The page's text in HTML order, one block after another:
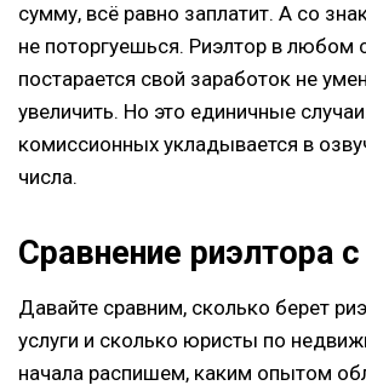
сумму, всё равно заплатит. А со
не поторгуешься. Риэлтор в любом
постарается свой заработок не
увеличить. Но это единичные
комиссионных укладывается в
числа.
Сравнение риэлтора
Давайте сравним, сколько берет
услуги и сколько юристы по
начала распишем, каким опытом